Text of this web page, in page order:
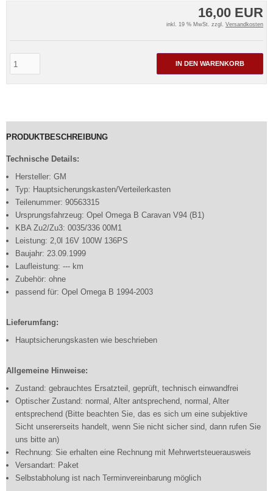
16,00 EUR
inkl. 19 % MwSt. zzgl. Versandkosten
IN DEN WARENKORB
PRODUKTBESCHREIBUNG
Technische Details:
Hersteller: GM
Typ: Hauptsicherungskasten/Verteilerkasten
Teilenummer: 90563315
Ursprungsfahrzeug: Opel Omega B Caravan V94 (B1)
KBA Zu2/Zu3: 0035/336 00M1
Leistung: 2,0l 16V 100W 136PS
Baujahr: 23.09.1999
Laufleistung: --- km
Zubehör: ohne
passend für: Opel Omega B 1994-2003
Lieferumfang:
Hauptsicherungskasten wie beschrieben
Allgemeine Hinweise:
Zustand: gebrauchtes Ersatzteil, geprüft, technisch einwandfrei
Optischer Zustand: normal, Alter antsprechend, normal, Alter
entsprechend (Bitte beachten Sie, das es sich um eine subjektive
Sicht unsererseits handelt, wenn Sie nicht sicher sind, dann rufen Sie
uns bitte an)
Rechnung: Sie erhalten eine Rechnung mit Mehrwertsteuerausweis
Versandart: Paket
Selbstabholung ist nach Terminvereinbarung möglich